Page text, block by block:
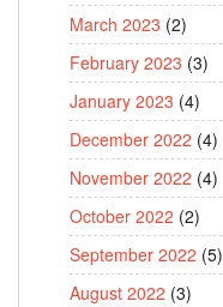
March 2023 (2)
February 2023 (3)
January 2023 (4)
December 2022 (4)
November 2022 (4)
October 2022 (2)
September 2022 (5)
August 2022 (3)